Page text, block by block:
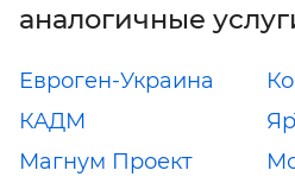
аналогичные
Евроген-Украина
КАДМ
Магнум Проект